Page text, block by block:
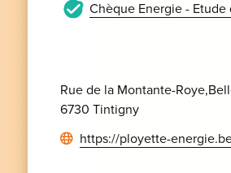
Chèque Energie - Etude
Rue de la Montante-
6730 Tintigny
https://ployette-